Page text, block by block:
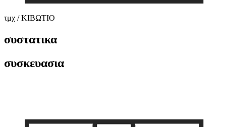
τμχ / ΚΙΒΩΤΙΟ
συστατικα
συσκευασια